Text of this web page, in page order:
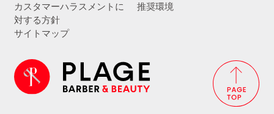
カスタマーハラスメントに
対する方針
推奨環境
サイトマップ